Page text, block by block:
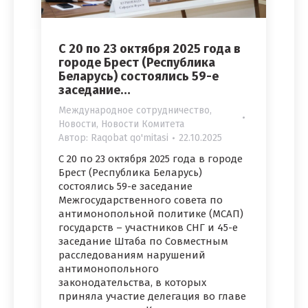
С 20 по 23 октября 2025 года в
городе Брест (Республика
Беларусь) состоялись 59-е
заседание…
Международное сотрудничество,
Новости, Новости Комитета
Автор: Raqobat qo'mitasi 22.10.2025
С 20 по 23 октября 2025 года в городе
Брест (Республика Беларусь)
состоялись 59-е заседание
Межгосударственного совета по
антимонопольной политике (МСАП)
государств – участников СНГ и 45-е
заседание Штаба по Совместным
расследованиям нарушений
антимонопольного
законодательства, в которых
приняла участие делегация во главе